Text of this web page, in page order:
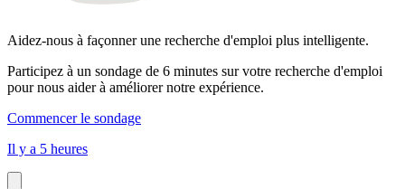
Aidez-nous à façonner une recherche d'emploi plus intelligente.
Participez à un sondage de 6 minutes sur votre recherche d'emploi
pour nous aider à améliorer notre expérience.
Commencer le sondage
Il y a 5 heures